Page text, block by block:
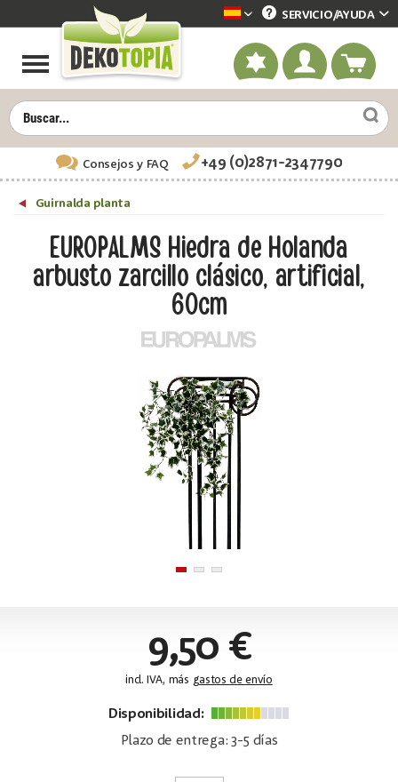
Dekotopia spanisch
SERVICIO/AYUDA
Consejos y FAQ +49 (0)2871-2347790
Guirnalda planta
EUROPALMS Hiedra de Holanda
arbusto zarcillo clásico, artificial,
60cm
9,50 €
incl. IVA, más gastos de envío
Disponibilidad:
Plazo de entrega: 3-5 días